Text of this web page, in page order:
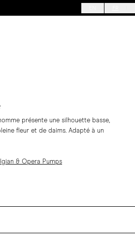
présente une silhouette basse,
fleur et de daims. Adapté à un
& Opera Pumps